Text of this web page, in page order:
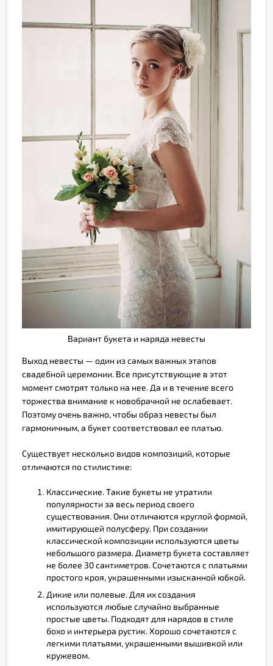
Вариант букета и наряда невесты
Выход невесты — один из самых важных этапов
свадебной церемонии. Все присутствующие в этот
момент смотрят только на нее. Да и в течение всего
торжества внимание к новобрачной не ослабевает.
Поэтому очень важно, чтобы образ невесты был
гармоничным, а букет соответствовал ее платью.
Существует несколько видов композиций, которые
отличаются по стилистике:
Классические. Такие букеты не утратили
популярности за весь период своего
существования. Они отличаются круглой формой,
имитирующей полусферу. При создании
классической композиции используются цветы
небольшого размера. Диаметр букета составляет
не более 30 сантиметров. Сочетаются с платьями
простого кроя, украшенными изысканной юбкой.
Дикие или полевые. Для их создания
используются любые случайно выбранные
простые цветы. Подходят для нарядов в стиле
бохо и интерьера рустик. Хорошо сочетаются с
легкими платьями, украшенными вышивкой или
кружевом.